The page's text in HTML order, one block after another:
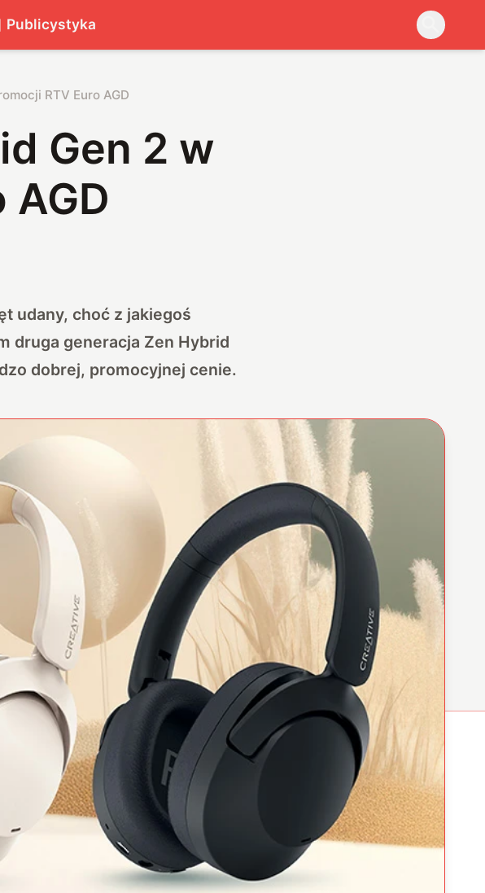
Publicystyka
RTV Euro AGD
Gen 2 w
AGD
udany, choć z jakiegoś
druga generacja Zen Hybrid
dobrej, promocyjnej cenie.